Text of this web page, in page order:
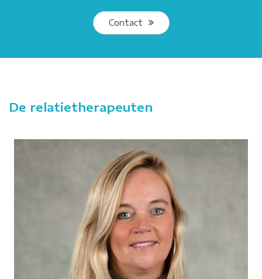
Contact
De relatietherapeuten